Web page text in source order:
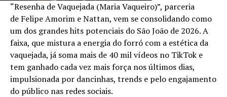
“Resenha de Vaquejada (Maria Vaqueiro)”, parceria
de Felipe Amorim e Nattan, vem se consolidando como
um dos grandes hits potenciais do São João de 2026. A
faixa, que mistura a energia do forró com a estética da
vaquejada, já soma mais de 40 mil vídeos no TikTok e
tem ganhado cada vez mais força nos últimos dias,
impulsionada por dancinhas, trends e pelo engajamento
do público nas redes sociais.